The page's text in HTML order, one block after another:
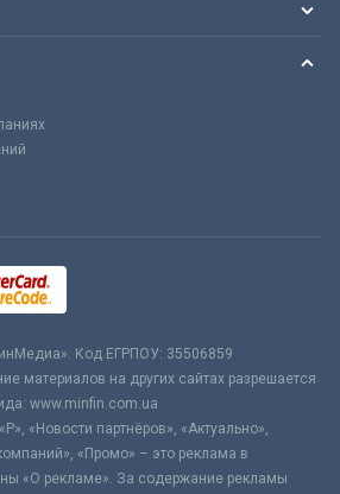
Код ЕГРПОУ: 35506859
материалов на других сайтах разрешается
www.minfin.com.ua
«Новости партнёров», «Актуально»,
«Промо» – это реклама в
«О рекламе». За содержание рекламы